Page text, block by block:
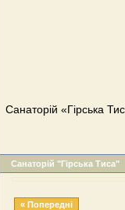
Санаторій «Гірська
Санаторій "Гірська Тиса"
« Попередні